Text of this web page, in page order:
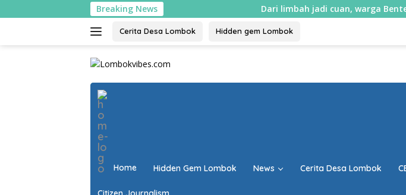
to
Breaking News Dari limbah jadi cuan, warga Bentek belajar
Cerita Desa Lombok Hidden gem Lombok
Home Hidden Gem Lombok News Cerita Desa Lombok